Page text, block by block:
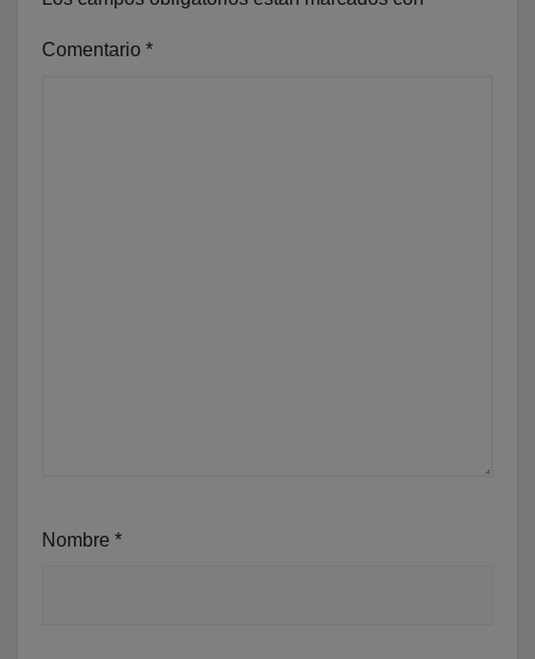
Comentario *
Nombre *